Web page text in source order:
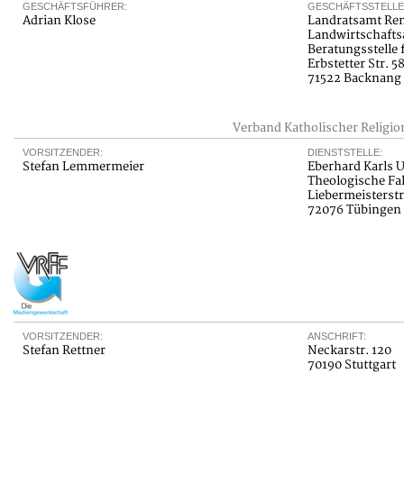
GESCHÄFTSFÜHRER:
Adrian Klose
Landratsamt
Beratungsstelle
Erbstetter Str. 58
71522 Backnang
Verband Katholischer
VORSITZENDER:
Stefan Lemmermeier
DIENSTSTELLE:
Eberhard Karls
Theologische
72076 Tübingen
VORSITZENDER:
Stefan Rettner
ANSCHRIFT:
Neckarstr. 120
70190 Stuttgart